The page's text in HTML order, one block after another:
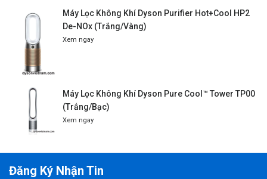
Máy Lọc Không Khí Dyson Purifier Hot+Cool HP2
De-NOx (Trắng/Vàng)
Xem ngay
Máy Lọc Không Khí Dyson Pure Cool™ Tower TP00
(Trắng/Bạc)
Xem ngay
Đăng Ký Nhận Tin